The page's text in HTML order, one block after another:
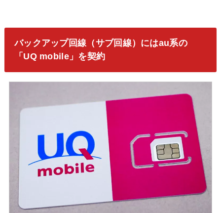
バックアップ回線（サブ回線）にはau系の
「UQ mobile」を契約